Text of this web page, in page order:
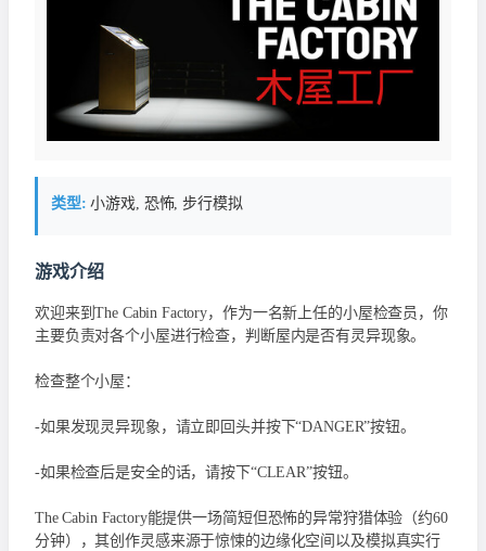
类型: 小游戏, 恐怖, 步行模拟
游戏介绍
欢迎来到The Cabin Factory，作为一名新上任的小屋检查员，你
主要负责对各个小屋进行检查，判断屋内是否有灵异现象。
检查整个小屋：
-如果发现灵异现象，请立即回头并按下“DANGER”按钮。
-如果检查后是安全的话，请按下“CLEAR”按钮。
The Cabin Factory能提供一场简短但恐怖的异常狩猎体验（约60
分钟），其创作灵感来源于惊悚的边缘化空间以及模拟真实行